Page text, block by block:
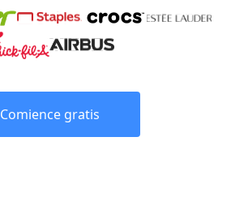
Comience gratis